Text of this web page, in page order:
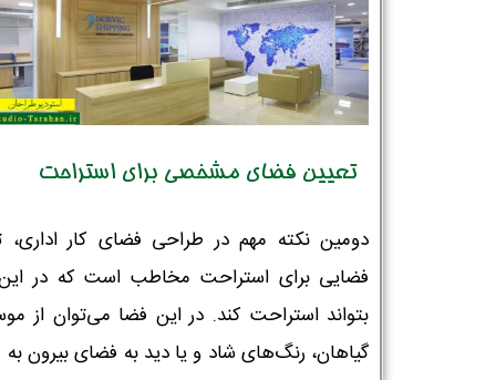
تعیین فضای مشخصی برای استراحت
دومین نکته مهم در طراحی فضای کار اداری،
فضایی برای استراحت مخاطب است که در
بتواند استراحت کند. در این فضا می‌توان از
گیاهان، رنگ‌های شاد و یا دید به فضای بیرون به